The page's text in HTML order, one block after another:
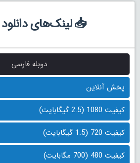
📥 لینک‌های دانلود
دوبله فارسی
پخش آنلاین
کیفیت 1080 (2.5 گیگابایت)
کیفیت 720 (1.5 گیگابایت)
کیفیت 480 (700 مگابایت)